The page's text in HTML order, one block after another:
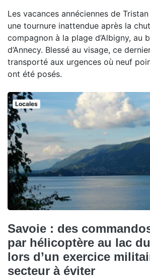
Les vacances annéciennes de
une tournure inattendue après la
compagnon à la plage d’Albigny, au
d’Annecy. Blessé au visage, ce
transporté aux urgences où neuf
ont été posés.
Locales
Savoie : des
par hélicoptère au lac
lors d’un exercice
secteur à éviter